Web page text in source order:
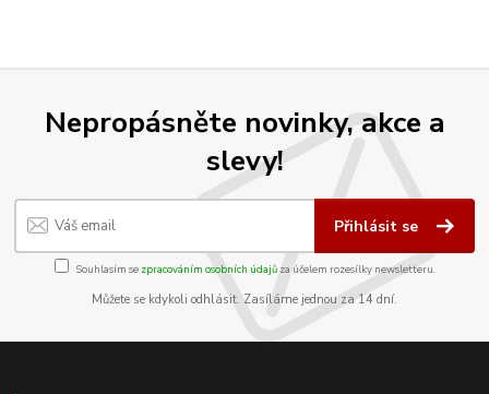
Nepropásněte novinky, akce a
slevy!
Přihlásit se
Souhlasím se zpracováním osobních údajůza účelem rozesílky newsletteru.
Můžete se kdykoli odhlásit. Zasíláme jednou za 14 dní.